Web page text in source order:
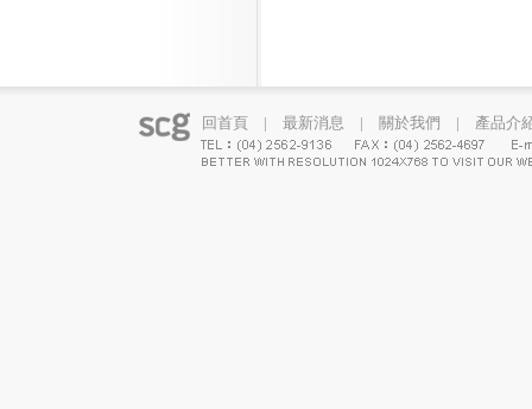
回首頁| 最新消息 | 關於我們 | 產品介